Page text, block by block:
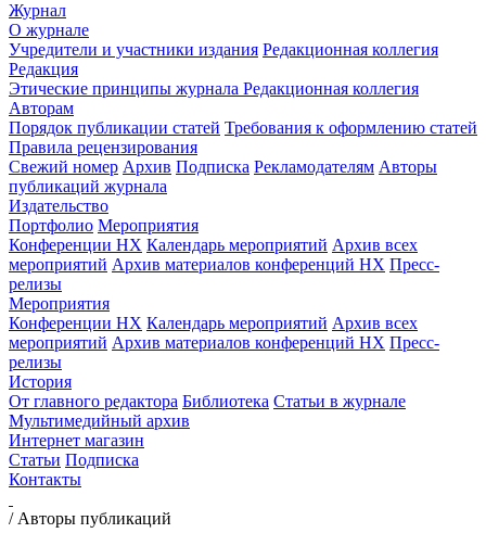
Журнал
О журнале
Учредители и участники издания Редакционная коллегия
Редакция
Этические принципы журнала Редакционная коллегия
Авторам
Порядок публикации статей Требования к оформлению статей
Правила рецензирования
Свежий номер Архив Подписка Рекламодателям Авторы
публикаций журнала
Издательство
Портфолио Мероприятия
Конференции НХ Календарь мероприятий Архив всех
мероприятий Архив материалов конференций НХ Пресс-
релизы
Мероприятия
Конференции НХ Календарь мероприятий Архив всех
мероприятий Архив материалов конференций НХ Пресс-
релизы
История
От главного редактора Библиотека Статьи в журнале
Мультимедийный архив
Интернет магазин
Статьи Подписка
Контакты
/ Авторы публикаций